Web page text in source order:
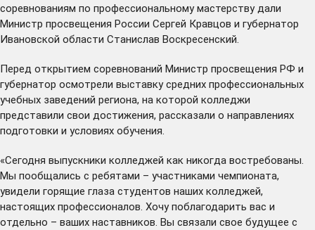
соревнованиям по профессиональному мастерству дали
Министр просвещения России Сергей Кравцов и губернатор
Ивановской области Станислав Воскресенский.
Перед открытием соревнований Министр просвещения РФ и
губернатор осмотрели выставку средних профессиональных
учебных заведений региона, на которой колледжи
представили свои достижения, рассказали о направлениях
подготовки и условиях обучения.
«Сегодня выпускники колледжей как никогда востребованы.
Мы пообщались с ребятами – участниками чемпионата,
увидели горящие глаза студентов наших колледжей,
настоящих профессионалов. Хочу поблагодарить вас и
отдельно – ваших наставников. Вы связали свое будущее с